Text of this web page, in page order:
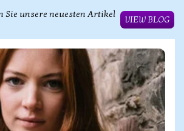
Sie unsere neuesten Artikel
VIEW BLOG